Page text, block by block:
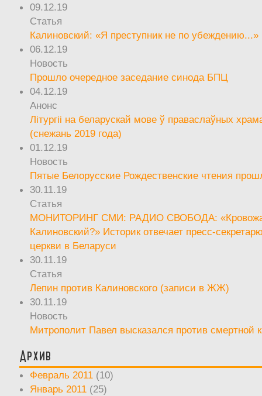
09.12.19
Статья
Калиновский: «Я преступник не по убеждению...»
06.12.19
Новость
Прошло очередное заседание синода БПЦ
04.12.19
Анонс
Літургіі на беларускай мове ў праваслаўных
(снежань 2019 года)
01.12.19
Новость
Пятые Белорусские Рождественские чтения
30.11.19
Статья
МОНИТОРИНГ СМИ: РАДИО СВОБОДА:
Калиновский?» Историк отвечает пресс-
церкви в Беларуси
30.11.19
Статья
Лепин против Калиновского (записи в ЖЖ)
30.11.19
Новость
Митрополит Павел высказался против смертной
Архив
Февраль 2011 (10)
Январь 2011 (25)